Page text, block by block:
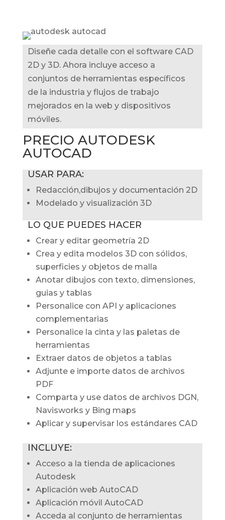
Diseñe cada detalle con el software CAD
2D y 3D. Ahora incluye acceso a
conjuntos de herramientas específicos
de la industria y flujos de trabajo
mejorados en la web y dispositivos
móviles.
PRECIO AUTODESK
AUTOCAD
USAR PARA:
Redacción,dibujos y documentación 2D
Modelado y visualización 3D
LO QUE PUEDES HACER
Crear y editar geometría 2D
Crea y edita modelos 3D con sólidos,
superficies y objetos de malla
Anotar dibujos con texto, dimensiones,
guias y tablas
Personalice con API y aplicaciones
complementarias
Personalice la cinta y las paletas de
herramientas
Extraer datos de objetos a tablas
Adjunte e importe datos de archivos
PDF
Comparta y use datos de archivos DGN,
Navisworks y Bing maps
Aplicar y supervisar los estándares CAD
INCLUYE:
Acceso a la tienda de aplicaciones
Autodesk
Aplicación web AutoCAD
Aplicación móvil AutoCAD
Acceda al conjunto de herramientas